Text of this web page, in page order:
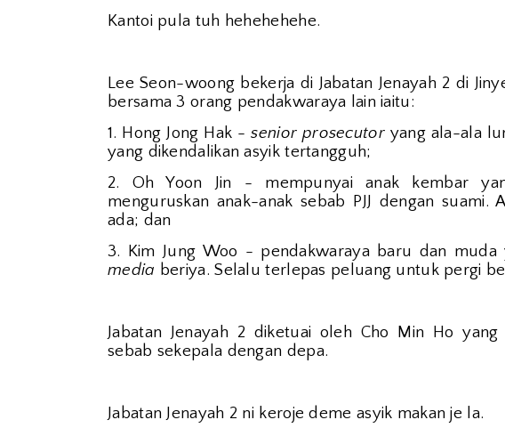
Kantoi pula tuh hehehehehe.
Lee Seon-woong bekerja di Jabatan Jenayah 2 di
bersama 3 orang pendakwaraya lain iaitu:
1. Hong Jong Hak -senior prosecutor yang ala-ala
yang dikendalikan asyik tertangguh;
2. Oh Yoon Jin - mempunyai anak kembar
menguruskan anak-anak sebab PJJ dengan
ada; dan
3. Kim Jung Woo - pendakwaraya baru dan
media beriya. Selalu terlepas peluang untuk pergi
Jabatan Jenayah 2 diketuai oleh Cho Min Ho
sebab sekepala dengan depa.
Jabatan Jenayah 2 ni keroje deme asyik makan je la.